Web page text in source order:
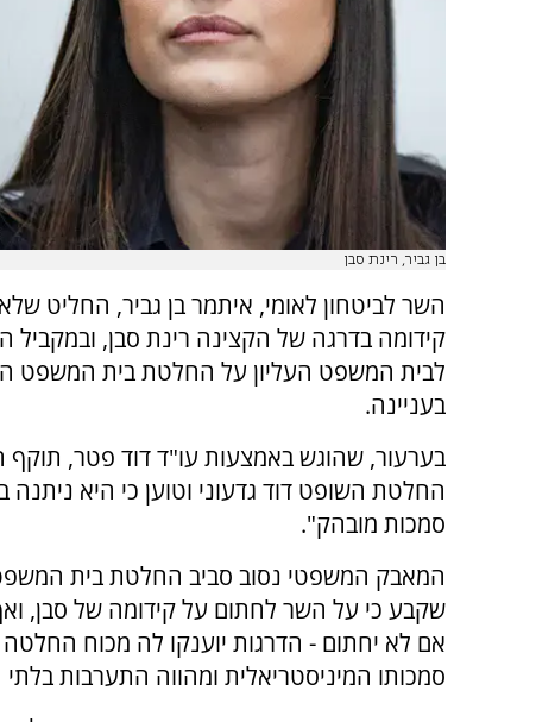
בן גביר, רינת סבן
השר לביטחון לאומי, איתמר בן גביר, החליט
קידומה בדרגה של הקצינה רינת סבן, ובמקביל
לבית המשפט העליון על החלטת בית המשפט
בעניינה.
בערעור, שהוגש באמצעות עו"ד דוד פטר,
החלטת השופט דוד גדעוני וטוען כי היא ניתנה
סמכות מובהק".
המאבק המשפטי נסוב סביב החלטת בית
שקבע כי על השר לחתום על קידומה של סבן,
אם לא יחתום - הדרגות יוענקו לה מכוח החלטה
סמכותו המיניסטריאלית ומהווה התערבות